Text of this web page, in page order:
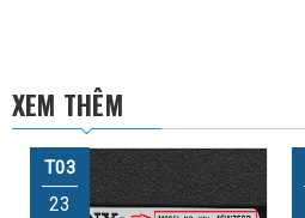
XEM THÊM
T03
23